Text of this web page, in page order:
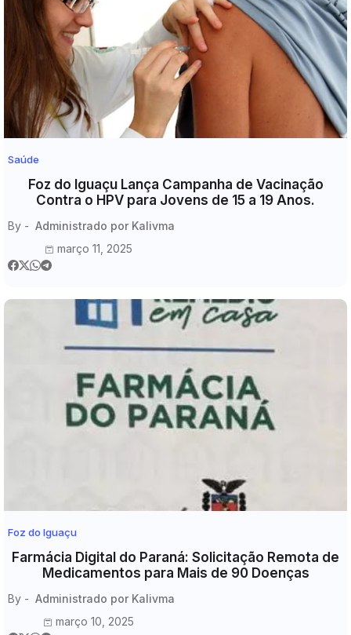
Saúde
Foz do Iguaçu Lança Campanha de Vacinação
Contra o HPV para Jovens de 15 a 19 Anos.
By - Administrado por Kalivma
março 11, 2025
Foz do Iguaçu
Farmácia Digital do Paraná: Solicitação Remota de
Medicamentos para Mais de 90 Doenças
By - Administrado por Kalivma
março 10, 2025